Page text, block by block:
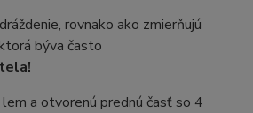
rovnako ako zmierňujú
býva často
a otvorenú prednú časť so 4